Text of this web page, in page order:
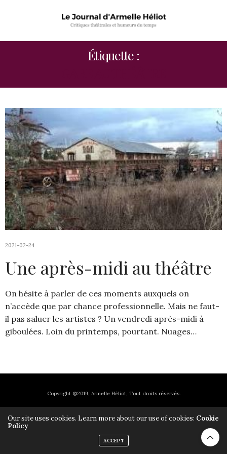
Étiquette :
2021-02-24
Une après-midi au théâtre
On hésite à parler de ces moments auxquels on
n’accède que par chance professionnelle. Mais ne faut-
il pas saluer les artistes ? Un vendredi après-midi à
giboulées. Loin du printemps, pourtant. Nuages…
Copyright ©2019, Armelle Héliot, Tout droits réservés.
Our site uses cookies. Learn more about our use of cookies: Cookie
Policy
ACCEPT